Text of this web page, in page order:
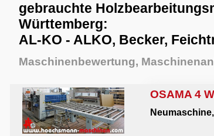
gebrauchte
Württemberg:
AL-KO - ALKO, Becker,
Maschinenbewertung,
OSAMA 4
Neumaschine,